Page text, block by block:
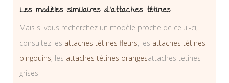
Les modèles similaires d’attaches tétines
Mais si vous recherchez un modèle proche de celui-ci,
consultez les attaches tétines fleurs, les attaches tétines
pingouins, les attaches tétines orangesattaches tetines
grises